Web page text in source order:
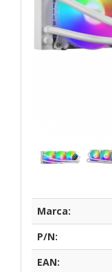
Marca:
P/N:
EAN: